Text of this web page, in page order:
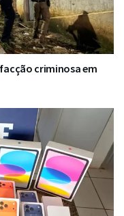
criminosa em